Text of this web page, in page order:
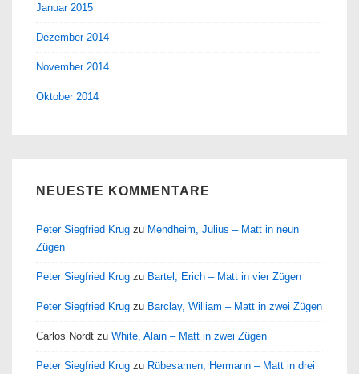
Januar 2015
Dezember 2014
November 2014
Oktober 2014
NEUESTE KOMMENTARE
Peter Siegfried Krug zu Mendheim, Julius – Matt in neun
Zügen
Peter Siegfried Krug zu Bartel, Erich – Matt in vier Zügen
Peter Siegfried Krug zu Barclay, William – Matt in zwei Zügen
Carlos Nordt zu White, Alain – Matt in zwei Zügen
Peter Siegfried Krug zu Rübesamen, Hermann – Matt in drei